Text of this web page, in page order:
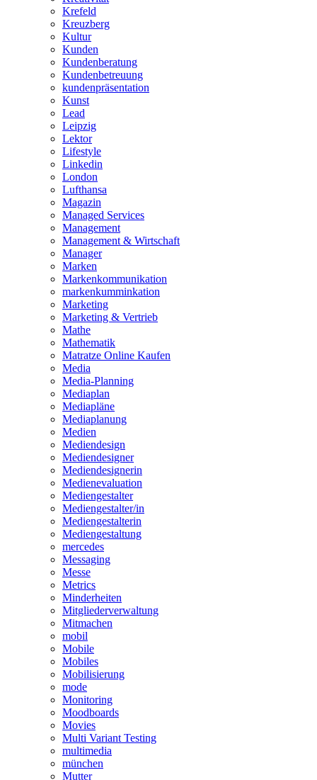
Krefeld
Kreuzberg
Kultur
Kunden
Kundenberatung
Kundenbetreuung
kundenpräsentation
Kunst
Lead
Leipzig
Lektor
Lifestyle
Linkedin
London
Lufthansa
Magazin
Managed Services
Management
Management & Wirtschaft
Manager
Marken
Markenkommunikation
markenkumminkation
Marketing
Marketing & Vertrieb
Mathe
Mathematik
Matratze Online Kaufen
Media
Media-Planning
Mediaplan
Mediapläne
Mediaplanung
Medien
Mediendesign
Mediendesigner
Mediendesignerin
Medienevaluation
Mediengestalter
Mediengestalter/in
Mediengestalterin
Mediengestaltung
mercedes
Messaging
Messe
Metrics
Minderheiten
Mitgliederverwaltung
Mitmachen
mobil
Mobile
Mobiles
Mobilisierung
mode
Monitoring
Moodboards
Movies
Multi Variant Testing
multimedia
münchen
Mutter